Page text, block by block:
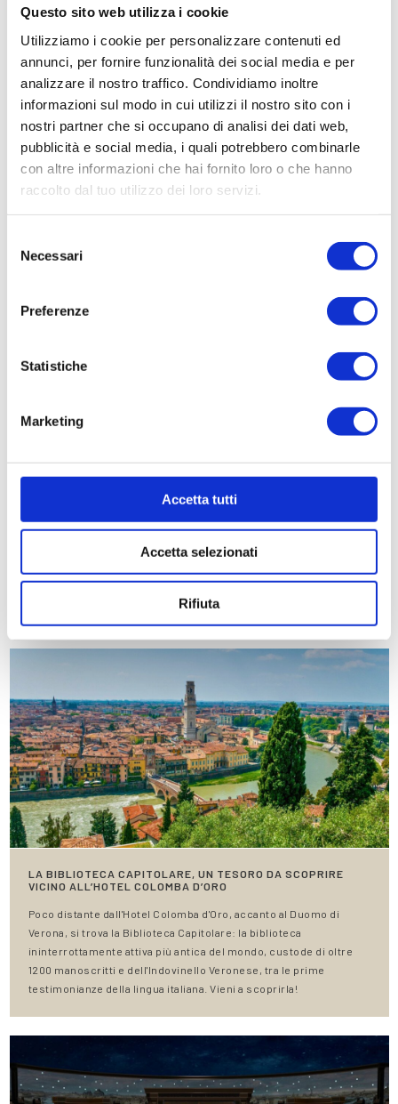
Questo sito web utilizza i cookie
Utilizziamo i cookie per personalizzare contenuti ed
annunci, per fornire funzionalità dei social media e per
analizzare il nostro traffico. Condividiamo inoltre
informazioni sul modo in cui utilizzi il nostro sito con i
nostri partner che si occupano di analisi dei dati web,
pubblicità e social media, i quali potrebbero combinarle
con altre informazioni che hai fornito loro o che hanno
raccolto dal tuo utilizzo dei loro servizi.
delNecessari
Preferenze
Statistiche
Marketing
Accetta tutti
Accetta selezionati
Rifiuta
Il 13 agosto l’Arena di Verona, grazie ai Carmina Burana di Carl Orff,
Il 19 agosto sarà la volta di Viva Vivaldi, un’esperienza immersiva tra
musica e tecnologia, con proiezioni tridimensionali firmate da Balich
Wonder Studio e la partecipazione dell’Orchestra della Fondazione
Arena che eseguirà il capolavoro più amato della musica barocca, “Le
Quattro Stagioni” di Antonio Vivaldi.
Il 103° Arena Opera Festival 2026 è un’occasione per assistere a grandi
spettacoli in Arena e per vivere un’esperienza che si intreccia con la
storia e la bellezza della Città. Perché, alla fine, non si tratta solo di
essere spettatori, ma di far parte di un’opera che dura nel tempo. Ti
LA BIBLIOTECA CAPITOLARE, UN TESORO DA SCOPRIRE
VICINO ALL’HOTEL COLOMBA D’ORO
Poco distante dall'Hotel Colomba d'Oro, accanto al Duomo di
Verona, si trova la Biblioteca Capitolare: la biblioteca
ininterrottamente attiva più antica del mondo, custode di oltre
1200 manoscritti e dell'Indovinello Veronese, tra le prime
testimonianze della lingua italiana. Vieni a scoprirla!
Storia
Camere
News & Offerte